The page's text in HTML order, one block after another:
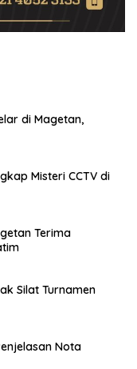
di Magetan,
Misteri CCTV di
Terima
Silat Turnamen
Nota